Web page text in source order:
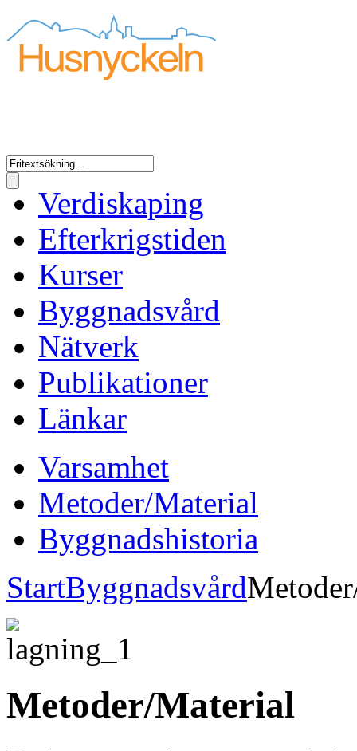
Verdiskaping
Efterkrigstiden
Kurser
Byggnadsvård
Nätverk
Publikationer
Länkar
Varsamhet
Metoder/Material
Byggnadshistoria
StartByggnadsvård
Metoder/Material